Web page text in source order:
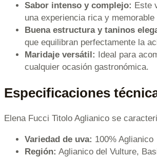
Sabor intenso y complejo: Este
una experiencia rica y
Buena estructura y taninos
que equilibran perfectamente la
Maridaje versátil:
Ideal para
cualquier ocasión gastronómica.
Especificaciones
Elena Fucci Titolo Aglianico se
Variedad de uva: 100% Aglianico
Región: Aglianico del Vulture,